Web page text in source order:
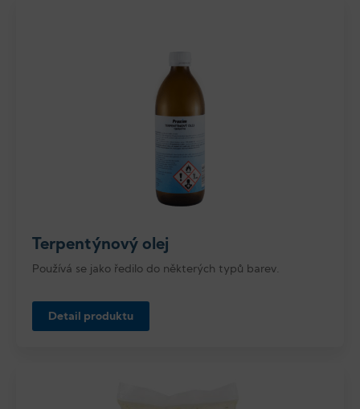
Terpentýnový olej
Používá se jako ředilo do některých typů barev.
Detail produktu